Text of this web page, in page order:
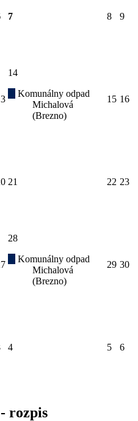
7 8 9
14
Komunálny odpad
Michalová
(Brezno)
15 16
21 22 23
28
Komunálny odpad
Michalová
(Brezno)
29 30
4 5 6
rozpis